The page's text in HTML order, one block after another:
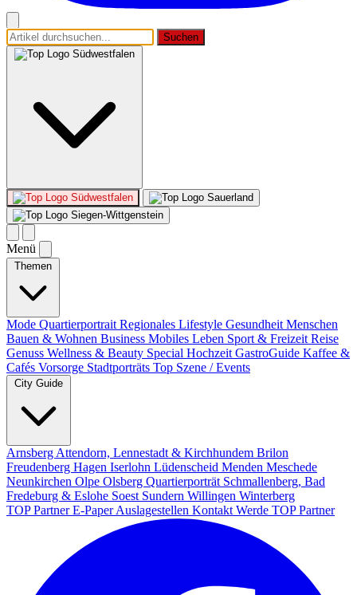
Suchen
Südwestfalen
Südwestfalen
Sauerland
Siegen-Wittgenstein
Menü
Themen
Mode Quartierportrait Regionales Lifestyle Gesundheit Menschen
Bauen & Wohnen Business Mobiles Leben Sport & Freizeit Reise
Genuss Wellness & Beauty Special Hochzeit GastroGuide Kaffee &
Cafés Vorsorge Stadtporträts Top Szene / Events
City Guide
Arnsberg Attendorn, Lennestadt & Kirchhundem Brilon
Freudenberg Hagen Iserlohn Lüdenscheid Menden Meschede
Neunkirchen Olpe Olsberg Quartierporträt Schmallenberg, Bad
Fredeburg & Eslohe Soest Sundern Willingen Winterberg
TOP PartnerE-PaperAuslagestellen Kontakt Werde TOP Partner